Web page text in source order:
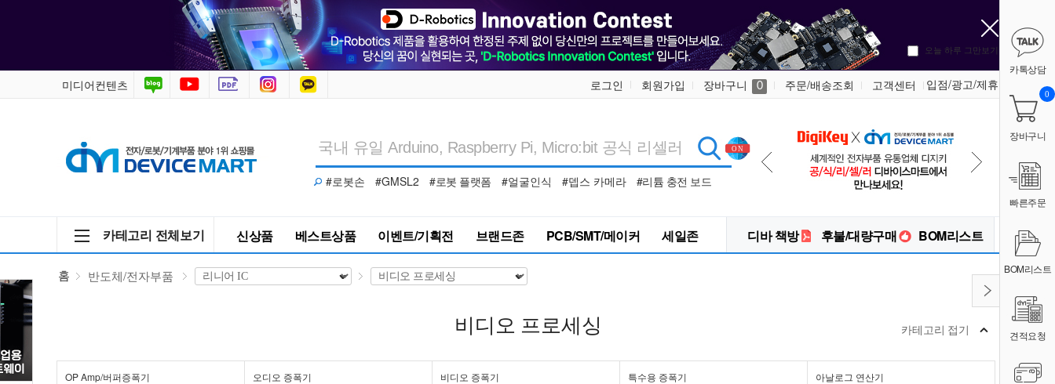
리
니
어
오늘 하루 그만보기
미디어컨텐츠 로그인 회원가입 장바구니 0 주문/배송조회 고객센터 입점/광고/제휴
#로봇손 #GMSL2 #로봇 플랫폼 #얼굴인식 #뎁스 카메라 #리튬 충전 보드
카테고리 전체보기 신상품 베스트상품 이벤트/기획전 브랜드존 PCB/SMT/메이커 세일존 디바 책방 후불/대량구매 BOM리스트
카톡상담
장바구니
0
빠른주문
BOM리스트
견적요청
홈 반도체/전자부품
비디오 프로세싱 카테고리 접기
OP Amp/버퍼증폭기 오디오 증폭기 비디오 증폭기 특수용 증폭기 아날로그 연산기